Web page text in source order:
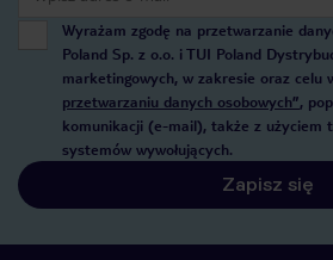
Wyrażam zgodę na przetwarzanie
Poland Sp. z o.o. i TUI Poland
marketingowych, w zakresie oraz celu
przetwarzaniu danych osobowych”,
komunikacji (e-mail), także z użyciem
systemów wywołujących.
Zapisz się